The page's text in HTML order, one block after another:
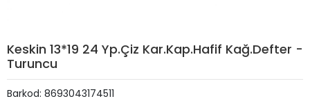
Keskin 13*19 24 Yp.Çiz Kar.Kap.Hafif Kağ.Defter -
Turuncu
Barkod: 8693043174511